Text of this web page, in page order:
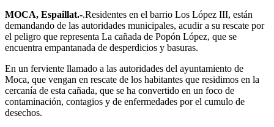
MOCA, Espaillat.-.Residentes en el barrio Los López III, están
demandando de las autoridades municipales, acudir a su rescate por
el peligro que representa La cañada de Popón López, que se
encuentra empantanada de desperdicios y basuras.
En un ferviente llamado a las autoridades del ayuntamiento de
Moca, que vengan en rescate de los habitantes que residimos en la
cercanía de esta cañada, que se ha convertido en un foco de
contaminación, contagios y de enfermedades por el cumulo de
desechos.